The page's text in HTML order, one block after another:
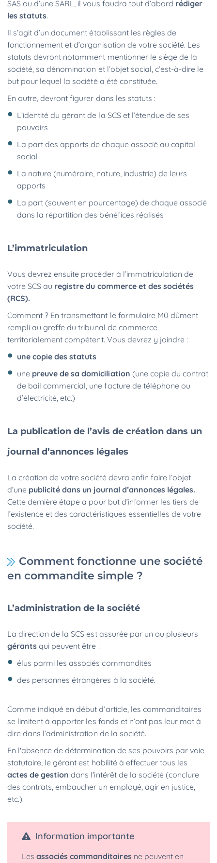
SAS ou d’une SARL, il vous faudra tout d’abord rédiger
les statuts.
Il s’agit d’un document établissant les règles de
fonctionnement et d’organisation de votre société. Les
statuts devront notamment mentionner le siège de la
société, sa dénomination et l’objet social, c’est-à-dire le
but pour lequel la société a été constituée.
En outre, devront figurer dans les statuts :
L’identité du gérant de la SCS et l’étendue de ses
pouvoirs
La part des apports de chaque associé au capital
social
La nature (numéraire, nature, industrie) de leurs
apports
La part (souvent en pourcentage) de chaque associé
dans la répartition des bénéfices réalisés
L’immatriculation
Vous devrez ensuite procéder à l’immatriculation de
votre SCS au registre du commerce et des sociétés
(RCS).
Comment ? En transmettant le formulaire M0 dûment
rempli au greffe du tribunal de commerce
territorialement compétent. Vous devrez y joindre :
une copie des statuts
une preuve de sa domiciliation (une copie du contrat
de bail commercial, une facture de téléphone ou
d’électricité, etc.)
La publication de l’avis de création dans un
journal d’annonces légales
La création de votre société devra enfin faire l’objet
d’une publicité dans un journal d’annonces légales.
Cette dernière étape a pour but d’informer les tiers de
l’existence et des caractéristiques essentielles de votre
société.
Comment fonctionne une société
en commandite simple ?
L’administration de la société
La direction de la SCS est assurée par un ou plusieurs
gérantsqui peuvent être :
élus parmi les associés commandités
des personnes étrangères à la société.
Comme indiqué en début d’article, les commanditaires
se limitent à apporter les fonds et n’ont pas leur mot à
dire dans l’administration de la société.
En l'absence de détermination de ses pouvoirs par voie
statutaire, le gérant est habilité à effectuer tous les
actes de gestion dans l'intérêt de la société (conclure
des contrats, embaucher un employé, agir en justice,
etc.).
Information importante
Lesassociés commanditaires ne peuvent en